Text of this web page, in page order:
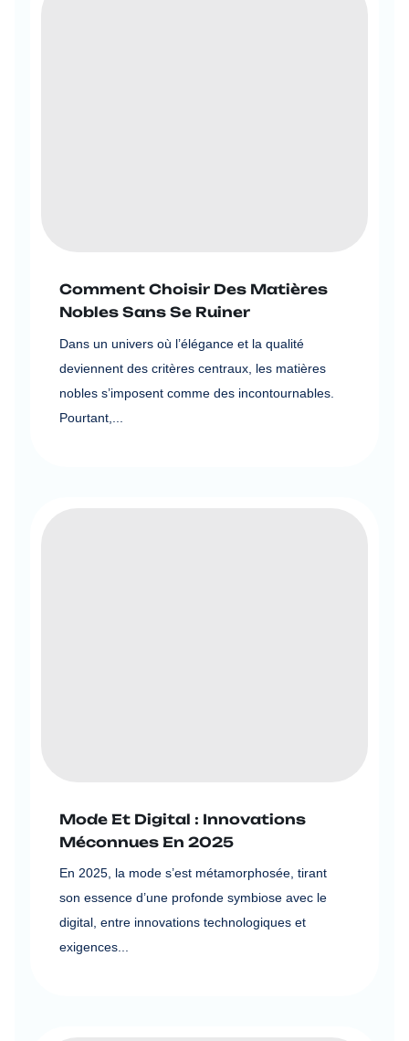
Comment Choisir Des Matières
Nobles Sans Se Ruiner
Dans un univers où l’élégance et la qualité
deviennent des critères centraux, les matières
nobles s’imposent comme des incontournables.
Pourtant,...
Mode Et Digital : Innovations
Méconnues En 2025
En 2025, la mode s’est métamorphosée, tirant
son essence d’une profonde symbiose avec le
digital, entre innovations technologiques et
exigences...